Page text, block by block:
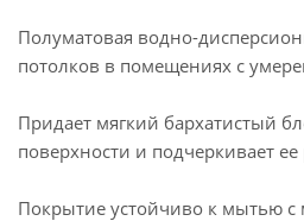
Полуматовая водно-
потолков в помещениях с
Придает мягкий бархатистый
поверхности и подчеркивает
Покрытие устойчиво к мытью